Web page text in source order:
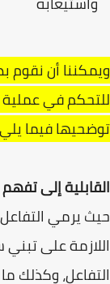
ويمكننا أن نقوم
للتحكم في عملية
توضحيها فيما
القابلية إلى
حيث يرمي
اللازمة على
التفاعل، وكذلك